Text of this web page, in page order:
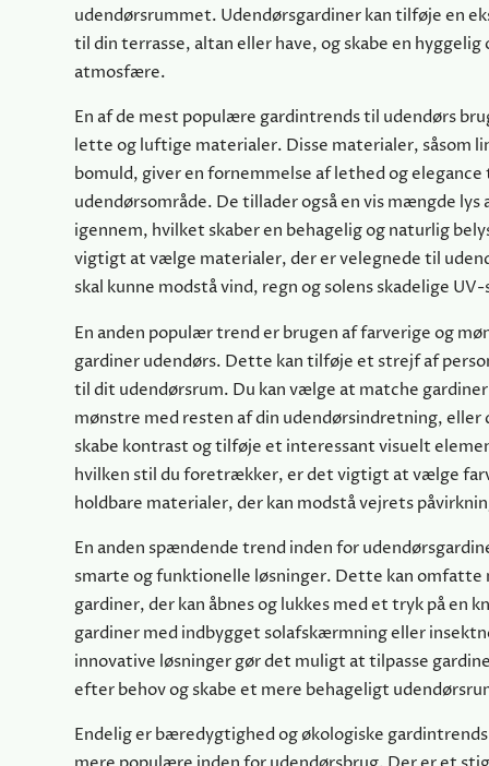
udendørsrummet. Udendørsgardiner kan tilføje en
til din terrasse, altan eller have, og skabe en hyggelig
atmosfære.
En af de mest populære gardintrends til udendørs
lette og luftige materialer. Disse materialer, såsom
bomuld, giver en fornemmelse af lethed og
udendørsområde. De tillader også en vis mængde
igennem, hvilket skaber en behagelig og naturlig
vigtigt at vælge materialer, der er velegnede til
skal kunne modstå vind, regn og solens skadelige
En anden populær trend er brugen af farverige og
gardiner udendørs. Dette kan tilføje et strejf af
til dit udendørsrum. Du kan vælge at matche
mønstre med resten af din udendørsindretning, eller
skabe kontrast og tilføje et interessant visuelt
hvilken stil du foretrækker, er det vigtigt at vælge
holdbare materialer, der kan modstå vejrets
En anden spændende trend inden for
smarte og funktionelle løsninger. Dette kan omfatte
gardiner, der kan åbnes og lukkes med et tryk på en
gardiner med indbygget solafskærmning eller
innovative løsninger gør det muligt at tilpasse
efter behov og skabe et mere behageligt
Endelig er bæredygtighed og økologiske